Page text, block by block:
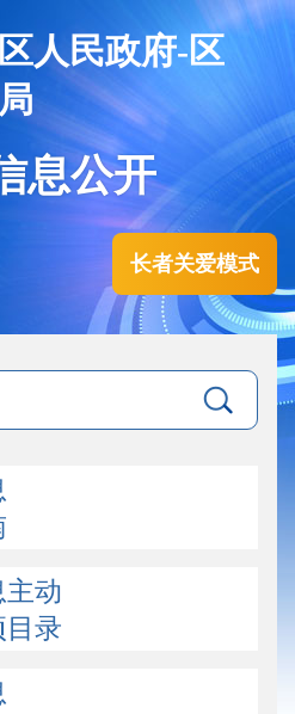
人民政府-区
息公开
长者关爱模式
动
目录